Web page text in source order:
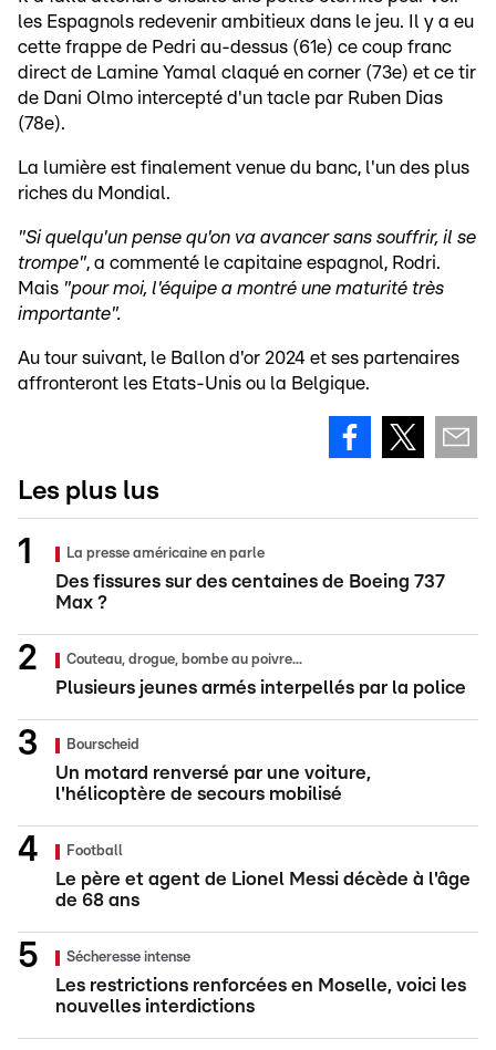
les Espagnols redevenir ambitieux dans le jeu. Il y a eu
cette frappe de Pedri au-dessus (61e) ce coup franc
direct de Lamine Yamal claqué en corner (73e) et ce tir
de Dani Olmo intercepté d'un tacle par Ruben Dias
(78e).
La lumière est finalement venue du banc, l'un des plus
riches du Mondial.
"Si quelqu'un pense qu'on va avancer sans souffrir, il se
trompe", a commenté le capitaine espagnol, Rodri.
Mais "pour moi, l'équipe a montré une maturité très
importante".
Au tour suivant, le Ballon d'or 2024 et ses partenaires
affronteront les Etats-Unis ou la Belgique.
Les plus lus
La presse américaine en parle
Des fissures sur des centaines de Boeing 737
Max ?
Couteau, drogue, bombe au poivre...
Plusieurs jeunes armés interpellés par la police
Bourscheid
Un motard renversé par une voiture,
l'hélicoptère de secours mobilisé
Football
Le père et agent de Lionel Messi décède à l'âge
de 68 ans
Sécheresse intense
Les restrictions renforcées en Moselle, voici les
nouvelles interdictions